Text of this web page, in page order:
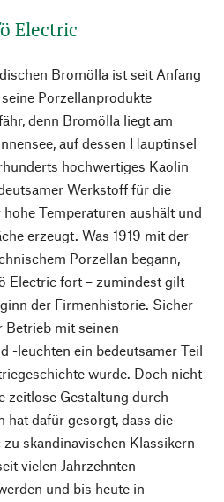
Electric
Bromölla ist seit Anfang
Porzellanprodukte
denn Bromölla liegt am
auf dessen Hauptinsel
hochwertiges Kaolin
Werkstoff für die
Temperaturen aushält und
erzeugt. Was 1919 mit der
Porzellan begann,
Electric fort – zumindest gilt
der Firmenhistorie. Sicher
Betrieb mit seinen
-leuchten ein bedeutsamer Teil
wurde. Doch nicht
zeitlose Gestaltung durch
hat dafür gesorgt, dass die
skandinavischen Klassikern
vielen Jahrzehnten
und bis heute in